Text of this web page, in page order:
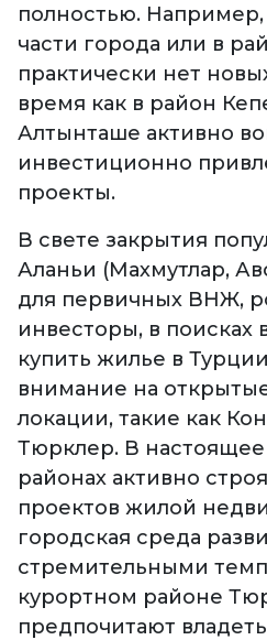
полностью.
части города или в
практически нет
время как в район
Алтынташе активно
инвестиционно
проекты.
В свете закрытия
Аланьи (Махмутлар,
для первичных ВНЖ,
инвесторы, в поисках
купить жилье в
внимание на
локации, такие как
Тюрклер. В настоящее
районах активно
проектов жилой
городская среда
стремительными
курортном районе
предпочитают